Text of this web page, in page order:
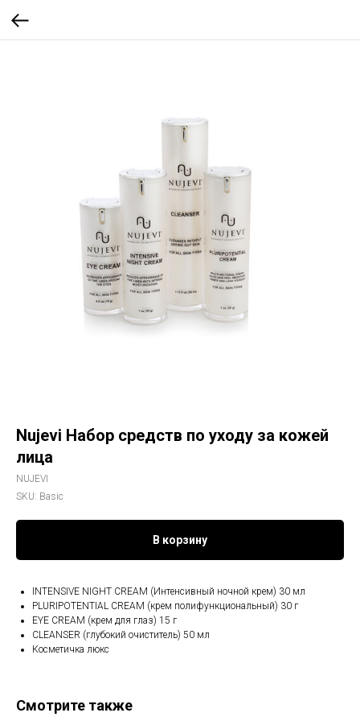
Nujevi Набор средств по уходу за кожей
лица
NUJEVI
SKU: Basic
В корзину
INTENSIVЕ NIGHT CREAM (Интенсивный ночной крем) 30 мл
PLURIPOTENTIAL CREAM (крем полифункциональный) 30 г
EYE CREАM (крем для глаз) 15 г
CLEANSER (глубокий очиститель) 50 мл
Косметичка люкс
Смотрите также